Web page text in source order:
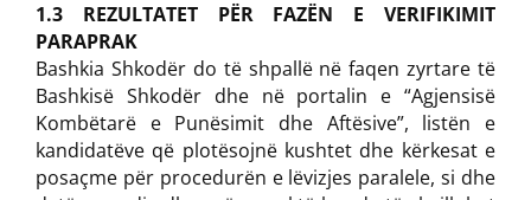
1.3 REZULTATET PËR FAZËN E VERIFIKIMIT
PARAPRAK
Bashkia Shkodër do të shpallë në faqen zyrtare të
Bashkisë Shkodër dhe në portalin e “Agjensisë
Kombëtarë e Punësimit dhe Aftësive”, listën e
kandidatëve që plotësojnë kushtet dhe kërkesat e
posaçme për procedurën e lëvizjes paralele, si dhe